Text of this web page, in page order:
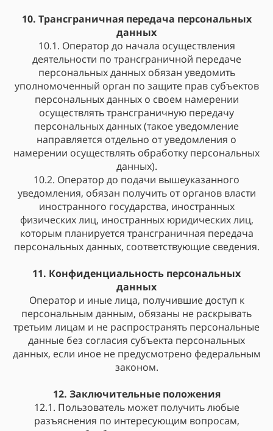
10. Трансграничная передача персональных
данных
10.1. Оператор до начала осуществления
деятельности по трансграничной передаче
персональных данных обязан уведомить
уполномоченный орган по защите прав субъектов
персональных данных о своем намерении
осуществлять трансграничную передачу
персональных данных (такое уведомление
направляется отдельно от уведомления о
намерении осуществлять обработку персональных
данных).
10.2. Оператор до подачи вышеуказанного
уведомления, обязан получить от органов власти
иностранного государства, иностранных
физических лиц, иностранных юридических лиц,
которым планируется трансграничная передача
персональных данных, соответствующие сведения.
11. Конфиденциальность персональных
данных
Оператор и иные лица, получившие доступ к
персональным данным, обязаны не раскрывать
третьим лицам и не распространять персональные
данные без согласия субъекта персональных
данных, если иное не предусмотрено федеральным
законом.
12. Заключительные положения
12.1. Пользователь может получить любые
разъяснения по интересующим вопросам,